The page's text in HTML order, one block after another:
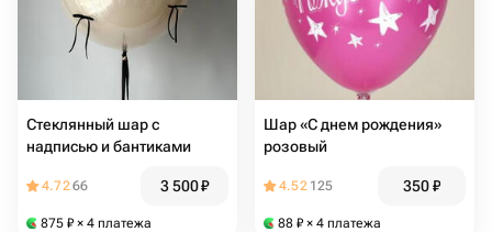
Стеклянный шар с
надписью и бантиками
4.7266 3 500₽
875 ₽ × 4 платежа
Шар «С днем рождения»
розовый
4.52 125 350₽
88 ₽ × 4 платежа